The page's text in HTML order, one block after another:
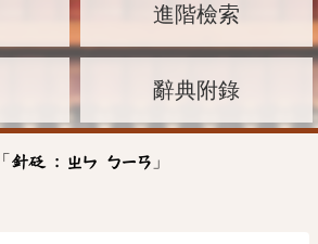
進階檢索
辭典附錄
針砭 : ㄓㄣ ㄅㄧㄢ 」